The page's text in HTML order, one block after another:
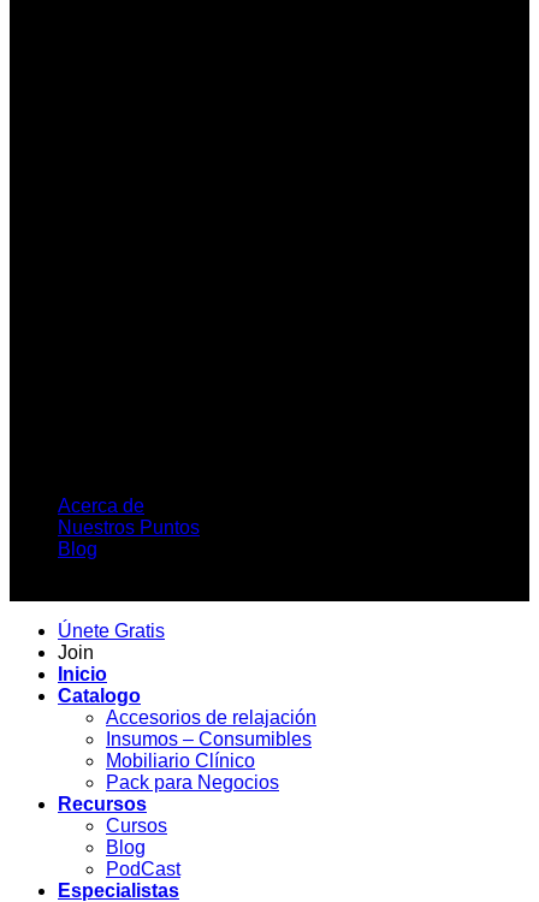
Acerca de
Nuestros Puntos
Blog
Únete Gratis
Join
Inicio
Catalogo
Accesorios de relajación
Insumos – Consumibles
Mobiliario Clínico
Pack para Negocios
Recursos
Cursos
Blog
PodCast
Especialistas